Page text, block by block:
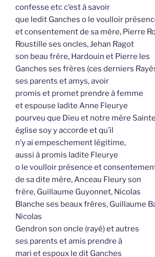
confesse etc c’est à savoir
que ledit Ganches o le voulloir
et consentement de sa mère, Pierre
Roustille ses oncles, Jehan Ragot
son beau frère, Hardouin et Pierre les
Ganches ses frères (ces derniers
ses parents et amys, avoir
promis et promet prendre à femme
et espouse ladite Anne Fleurye
pourveu que Dieu et notre mère Sainte
église soy y accorde et qu’il
n’y ai empeschement légitime,
aussi à promis ladite Fleurye
o le voulloir présence et
de sa dite mère, Anceau Fleury son
frère, Guillaume Guyonnet, Nicolas
Blanche ses beaux frères, Guillaume
Nicolas
Gendron son oncle (rayé) et autres
ses parents et amis prendre à
mari et espoux le dit Ganches